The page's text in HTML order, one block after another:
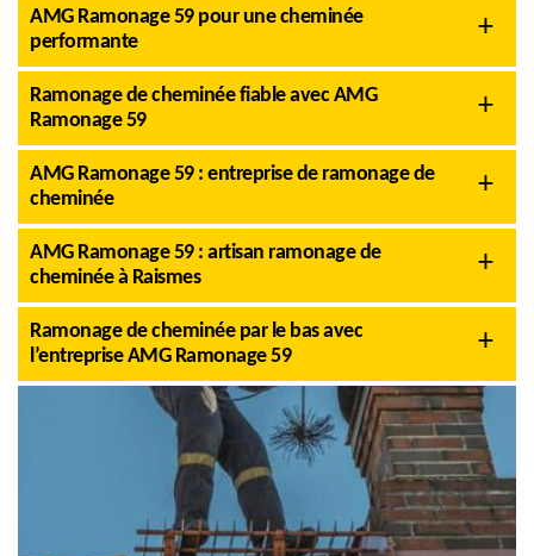
AMG Ramonage 59 pour une cheminée
performante
Ramonage de cheminée fiable avec AMG
Ramonage 59
AMG Ramonage 59 : entreprise de ramonage de
cheminée
AMG Ramonage 59 : artisan ramonage de
cheminée à Raismes
Ramonage de cheminée par le bas avec
l’entreprise AMG Ramonage 59